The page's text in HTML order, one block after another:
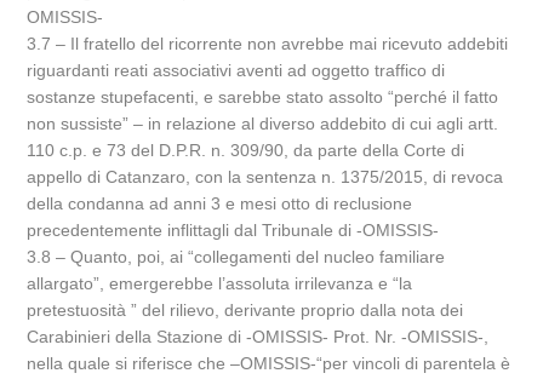
OMISSIS-
3.7 – Il fratello del ricorrente non avrebbe mai ricevuto addebiti
riguardanti reati associativi aventi ad oggetto traffico di
sostanze stupefacenti, e sarebbe stato assolto “perché il fatto
non sussiste” – in relazione al diverso addebito di cui agli artt.
110 c.p. e 73 del D.P.R. n. 309/90, da parte della Corte di
appello di Catanzaro, con la sentenza n. 1375/2015, di revoca
della condanna ad anni 3 e mesi otto di reclusione
precedentemente inflittagli dal Tribunale di -OMISSIS-
3.8 – Quanto, poi, ai “collegamenti del nucleo familiare
allargato”, emergerebbe l’assoluta irrilevanza e “la
pretestuosità ” del rilievo, derivante proprio dalla nota dei
Carabinieri della Stazione di -OMISSIS- Prot. Nr. -OMISSIS-,
nella quale si riferisce che –OMISSIS-“per vincoli di parentela è